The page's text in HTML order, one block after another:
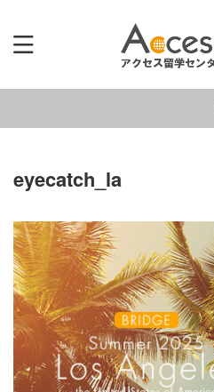
eyecatch_la